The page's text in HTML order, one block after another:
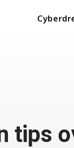
tips